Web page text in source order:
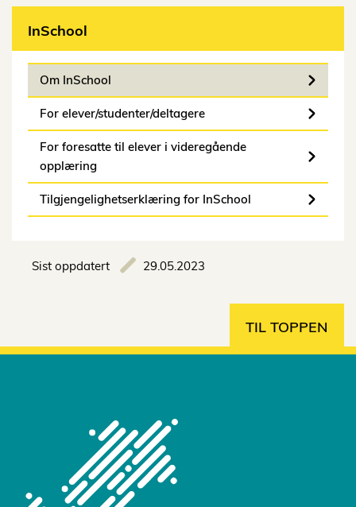
InSchool
Om InSchool
For elever/studenter/deltagere
For foresatte til elever i videregående
opplæring
Tilgjengelighetserklæring for InSchool
Sist oppdatert 29.05.2023
TIL TOPPEN